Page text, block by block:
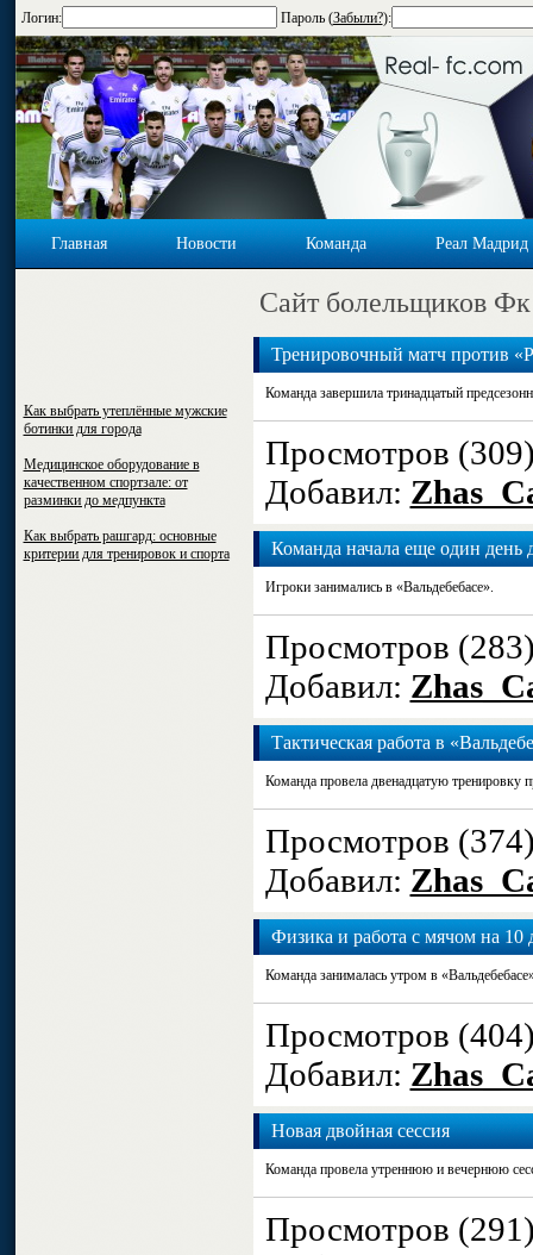
Логин: Пароль (Забыли?):
Главная Новости Команда Реал Мадрид
Cайт болельщиков
Как выбрать утеплённые мужские
ботинки для города
Медицинское оборудование в
качественном спортзале: от
разминки до медпункта
Как выбрать рашгард: основные
критерии для тренировок и спорта
Тренировочный матч против
Команда завершила тринадцатый
Просмотров
Добавил:
Команда начала еще один день
Игроки занимались в «Вальдебебасе».
Просмотров
Добавил:
Тактическая работа в
Команда провела двенадцатую тренировку
Просмотров
Добавил:
Физика и работа с мячом на 10
Команда занималась утром в
Просмотров
Добавил:
Новая двойная сессия
Команда провела утреннюю и вечернюю
Просмотров